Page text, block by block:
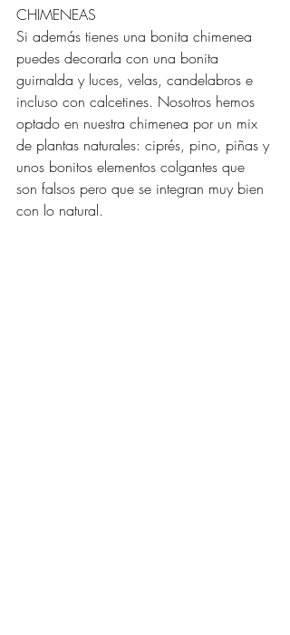
CHIMENEAS
Si además tienes una bonita chimenea
puedes decorarla con una bonita
guirnalda y luces, velas, candelabros e
incluso con calcetines. Nosotros hemos
optado en nuestra chimenea por un mix
de plantas naturales: ciprés, pino, piñas y
unos bonitos elementos colgantes que
son falsos pero que se integran muy bien
con lo natural.